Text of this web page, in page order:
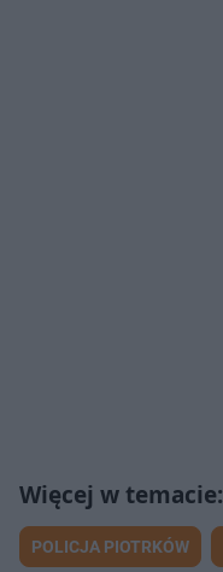
POLICJA PIOTRKÓW